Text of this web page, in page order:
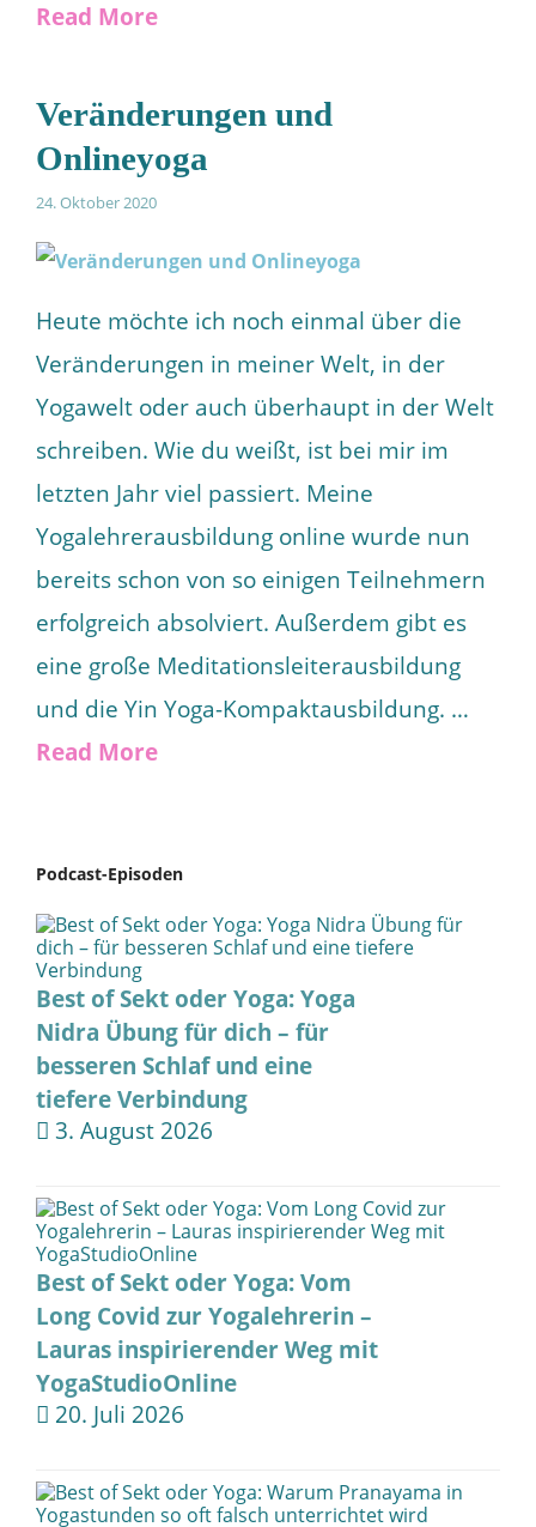
Read More
Veränderungen und
Onlineyoga
24. Oktober 2020
Heute möchte ich noch einmal über die
Veränderungen in meiner Welt, in der
Yogawelt oder auch überhaupt in der Welt
schreiben. Wie du weißt, ist bei mir im
letzten Jahr viel passiert. Meine
Yogalehrerausbildung online wurde nun
bereits schon von so einigen Teilnehmern
erfolgreich absolviert. Außerdem gibt es
eine große Meditationsleiterausbildung
und die Yin Yoga-Kompaktausbildung. …
Read More
Podcast-Episoden
Best of Sekt oder Yoga: Yoga
Nidra Übung für dich – für
besseren Schlaf und eine
tiefere Verbindung
3. August 2026
Best of Sekt oder Yoga: Vom
Long Covid zur Yogalehrerin –
Lauras inspirierender Weg mit
YogaStudioOnline
20. Juli 2026